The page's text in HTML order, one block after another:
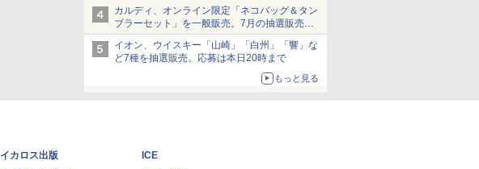
カルディ、オンライン限定「ネコバッグ＆タン
ブラーセット」を一般販売。7月の抽選販売の
当選無効分
イオン、ウイスキー「山崎」「白州」「響」な
ど7種を抽選販売。応募は本日20時まで
もっと見る
イカロス出版
ICE